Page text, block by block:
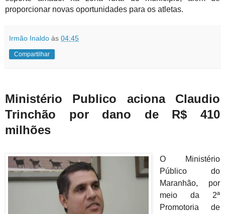
proporcionar novas oportunidades para os atletas.
Irmão Inaldo às 04:45
Compartilhar
Ministério Publico aciona Claudio
Trinchão por dano de R$ 410
milhões
O Ministério
Público do
Maranhão, por
meio da 2ª
Promotoria de